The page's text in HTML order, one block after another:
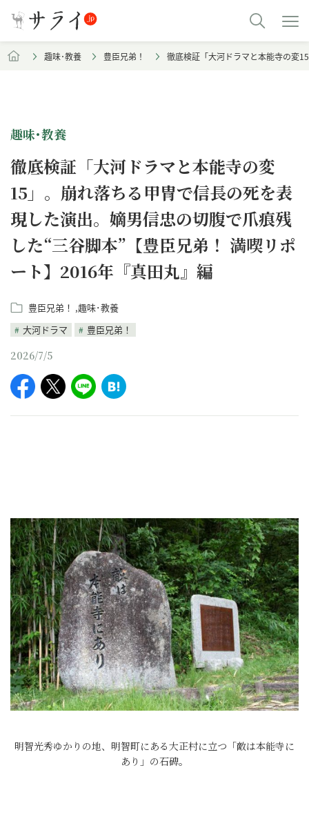
趣味･教養 豊臣兄弟！ 徹底検証「大河ドラマと本能寺の変
趣味･教養
徹底検証「大河ドラマと本能寺の変
15」。崩れ落ちる甲冑で信長の死を表
現した演出。嫡男信忠の切腹で爪痕残
した“三谷脚本”【豊臣兄弟！ 満喫リポ
ート】2016年『真田丸』編
豊臣兄弟！
趣味･教養
大河ドラマ
豊臣兄弟！
2026/7/5
明智光秀ゆかりの地、明智町にある大正村に立つ「敵は本能寺に
あり」の石碑。